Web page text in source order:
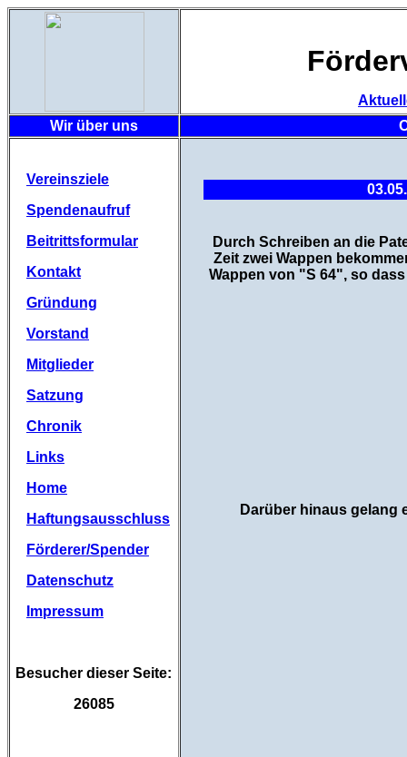
Wir über uns
Vereinsziele
Spendenaufruf
Beitrittsformular
Kontakt
Gründung
Vorstand
Mitglieder
Satzung
Chronik
Links
Home
Haftungsausschluss
Förderer/Spender
Datenschutz
Impressum
Besucher dieser Seite:
26085
Durch Schreiben an die
Zeit zwei Wappen
Wappen von "S 64", so
Darüber hinaus gelang